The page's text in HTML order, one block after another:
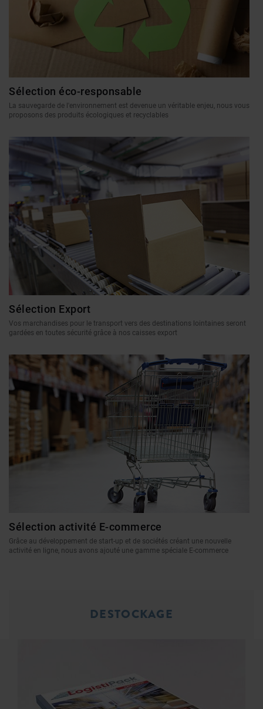
Sélection éco-responsable
La sauvegarde de l'environnement est devenue un véritable enjeu, nous vous
proposons des produits écologiques et recyclables
Sélection Export
Vos marchandises pour le transport vers des destinations lointaines seront
gardées en toutes sécurité grâce à nos caisses export
Sélection activité E-commerce
Grâce au développement de start-up et de sociétés créant une nouvelle
activité en ligne, nous avons ajouté une gamme spéciale E-commerce
DESTOCKAGE